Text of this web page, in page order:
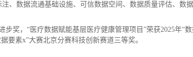
、数据流通基础设施、可信数据空间、数据质量评估、数
步奖，“医疗数据赋能基层医疗健康管理项目”荣获2025年“
要素x”大赛北京分赛科技创新赛道三等奖。